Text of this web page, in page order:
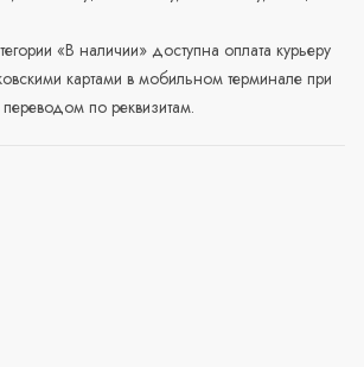
«В наличии» доступна оплата курьеру
картами в мобильном терминале при
по реквизитам.